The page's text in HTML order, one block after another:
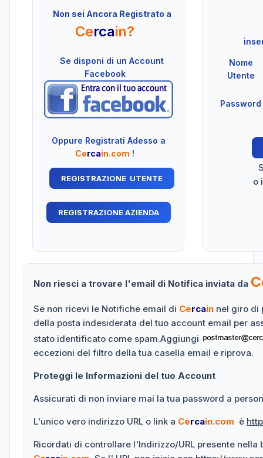
Non sei Ancora Registrato a
Cercain?
Se disponi di un Account
Facebook
Oppure Registrati Adesso a
Cercain.com !
Nome
Utente
Password
o
Non riesci a trovare l'email di Notifica inviata da
Se non ricevi le Notifiche email di Cercain nel giro di
della posta indesiderata del tuo account email per
stato identificato come spam.Aggiungi
eccezioni del filtro della tua casella email e riprova.
Proteggi le Informazioni del tuo Account
Assicurati di non inviare mai la tua password a
L'unico vero indirizzo URL o link a Cercain.com è
Ricordati di controllare l'Indirizzo/URL presente nella